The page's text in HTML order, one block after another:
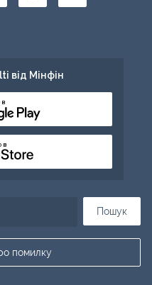
Пошук
помилку
від Мінфін
в
в